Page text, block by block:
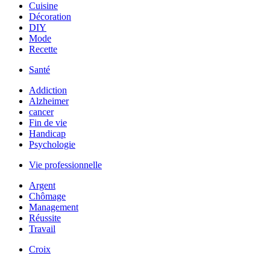
Cuisine
Décoration
DIY
Mode
Recette
Santé
Addiction
Alzheimer
cancer
Fin de vie
Handicap
Psychologie
Vie professionnelle
Argent
Chômage
Management
Réussite
Travail
Croix